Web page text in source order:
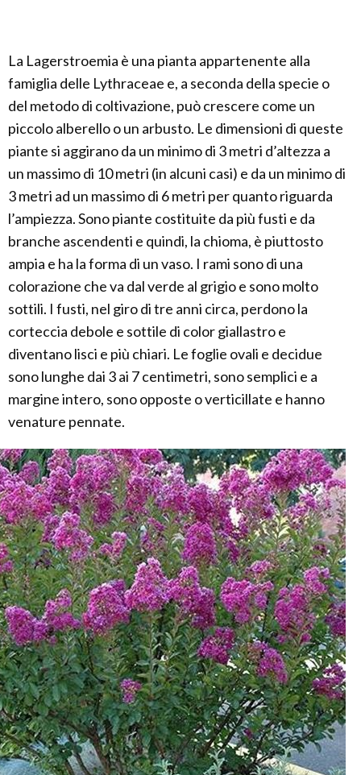
La Lagerstroemia è una pianta appartenente alla
famiglia delle Lythraceae e, a seconda della specie o
del metodo di coltivazione, può crescere come un
piccolo alberello o un arbusto. Le dimensioni di queste
piante si aggirano da un minimo di 3 metri d’altezza a
un massimo di 10 metri (in alcuni casi) e da un minimo di
3 metri ad un massimo di 6 metri per quanto riguarda
l’ampiezza. Sono piante costituite da più fusti e da
branche ascendenti e quindi, la chioma, è piuttosto
ampia e ha la forma di un vaso. I rami sono di una
colorazione che va dal verde al grigio e sono molto
sottili. I fusti, nel giro di tre anni circa, perdono la
corteccia debole e sottile di color giallastro e
diventano lisci e più chiari. Le foglie ovali e decidue
sono lunghe dai 3 ai 7 centimetri, sono semplici e a
margine intero, sono opposte o verticillate e hanno
venature pennate.